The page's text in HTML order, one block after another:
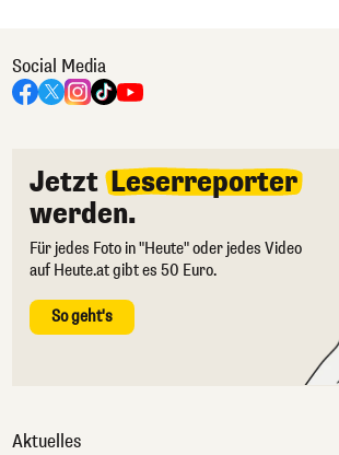
Social Media
Jetzt Leserreporter
werden.
Für jedes Foto in "Heute" oder jedes Video
auf Heute.at gibt es 50 Euro.
So geht's
Aktuelles